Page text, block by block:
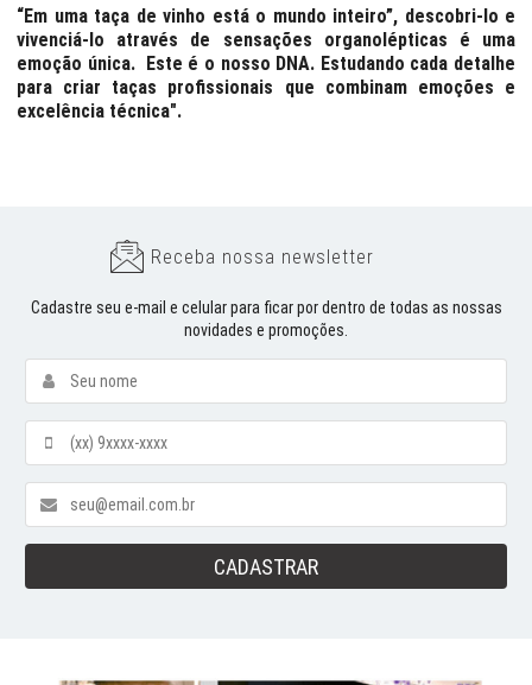
“Em uma taça de vinho está o mundo inteiro”, descobri-lo e
vivenciá-lo através de sensações organolépticas é uma
emoção única. Este é o nosso DNA. Estudando cada detalhe
para criar taças profissionais que combinam emoções e
excelência técnica".
Receba nossa newsletter
Cadastre seu e-mail e celular para ficar por dentro de todas as nossas
novidades e promoções.
CADASTRAR